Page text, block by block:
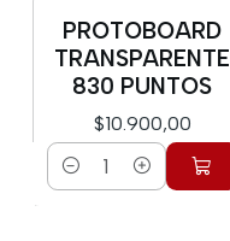
PROTOBOARD
TRANSPARENTE
830 PUNTOS
$10.900,00
Cantidad